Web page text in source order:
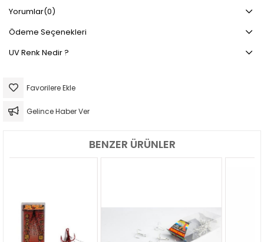
Yorumlar(0)
Ödeme Seçenekleri
UV Renk Nedir ?
Favorilere Ekle
Gelince Haber Ver
BENZER ÜRÜNLER